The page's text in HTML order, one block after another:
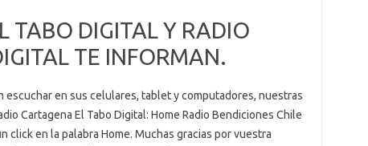
TABO DIGITAL Y RADIO
TE INFORMAN.
en sus celulares, tablet y computadores, nuestras
Cartagena El Tabo Digital: Home Radio Bendiciones Chile
click en la palabra Home. Muchas gracias por vuestra